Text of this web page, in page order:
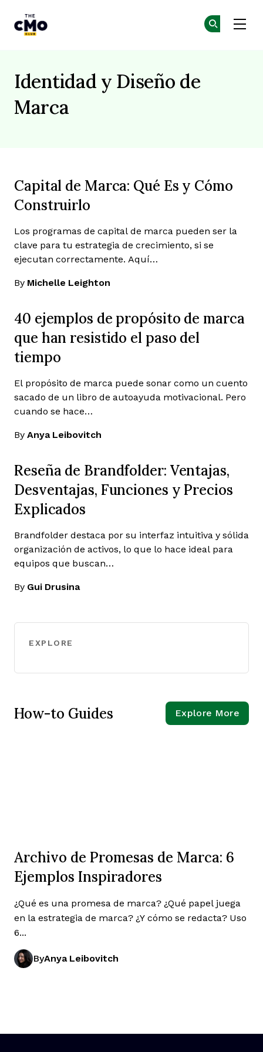
Identidad y Diseño de
Marca
Capital de Marca: Qué Es y Cómo
Construirlo
Los programas de capital de marca pueden ser la
clave para tu estrategia de crecimiento, si se
ejecutan correctamente. Aquí…
By Michelle Leighton
40 ejemplos de propósito de marca
que han resistido el paso del
tiempo
El propósito de marca puede sonar como un cuento
sacado de un libro de autoayuda motivacional. Pero
cuando se hace…
By Anya Leibovitch
Reseña de Brandfolder: Ventajas,
Desventajas, Funciones y Precios
Explicados
Brandfolder destaca por su interfaz intuitiva y sólida
organización de activos, lo que lo hace ideal para
equipos que buscan…
By Gui Drusina
EXPLORE
How-to Guides Explore More
Archivo de Promesas de Marca: 6
Ejemplos Inspiradores
¿Qué es una promesa de marca? ¿Qué papel juega
en la estrategia de marca? ¿Y cómo se redacta? Uso
6...
ByAnya Leibovitch